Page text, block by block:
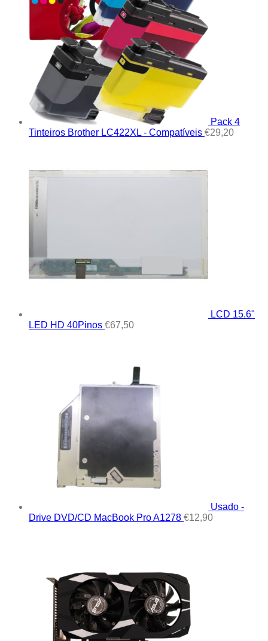
Pack 4
Tinteiros Brother LC422XL - Compatíveis €29,20
LCD 15.6"
LED HD 40Pinos €67,50
Usado -
Drive DVD/CD MacBook Pro A1278 €12,90